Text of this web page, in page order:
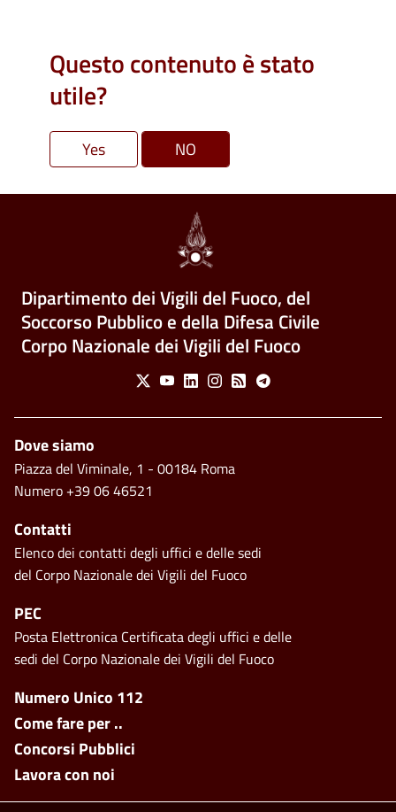
Questo contenuto è stato
utile?
Dipartimento dei Vigili del Fuoco, del
Soccorso Pubblico e della Difesa Civile
Corpo Nazionale dei Vigili del Fuoco
Social Menu
X YoutubeLinkedinInstagram
Feed Telegram
Footer side menu
Numero Unico 112
Come fare per ..
Concorsi Pubblici
Lavora con noi
Piè di pagina
Dove siamo
Piazza del Viminale, 1 - 00184 Roma
Numero +39 06 46521
Contatti
Elenco dei contatti degli uffici e delle sedi
del Corpo Nazionale dei Vigili del Fuoco
PEC
Posta Elettronica Certificata degli uffici e delle
sedi del Corpo Nazionale dei Vigili del Fuoco